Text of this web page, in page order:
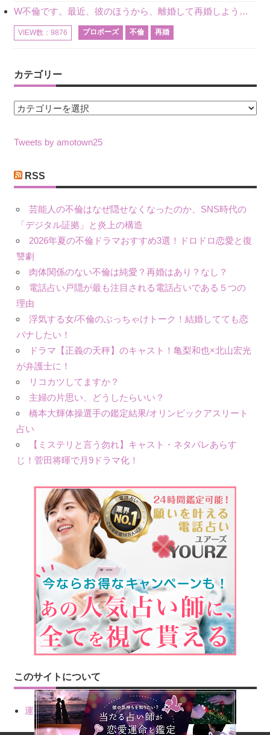
W不倫です。最近、彼のほうから、離婚して再婚しよう、と言ってきました。ハッキリいうと、そこまでは考えていませんでした。彼を好きな気持ちはあるし、彼なしの生活は考えられません。だけど、離婚して再婚すると
VIEW数：9876 プロポーズ 不倫 再婚
カテゴリー
カ
ゴ
ー
Tweets by amotown25
RSS
芸能人の不倫はなぜ隠せなくなったのか、SNS時代の
「デジタル証拠」と炎上の構造
2026年夏の不倫ドラマおすすめ3選！ドロドロ恋愛と復
讐劇
肉体関係のない不倫は純愛？再婚はあり？なし？
電話占い戸隠が最も注目される電話占いである５つの
理由
浮気する女/不倫のぶっちゃけトーク！結婚してても恋
バナしたい！
ドラマ【正義の天秤】のキャスト！亀梨和也×北山宏光
が弁護士に！
リコカツしてますか？
主婦の片思い、どうしたらいい？
橋本大輝体操選手の鑑定結果/オリンピックアスリート
占い
【ミステリと言う勿れ】キャスト・ネタバレあらす
じ！菅田将暉で月9ドラマ化！
このサイトについて
運営会社情報